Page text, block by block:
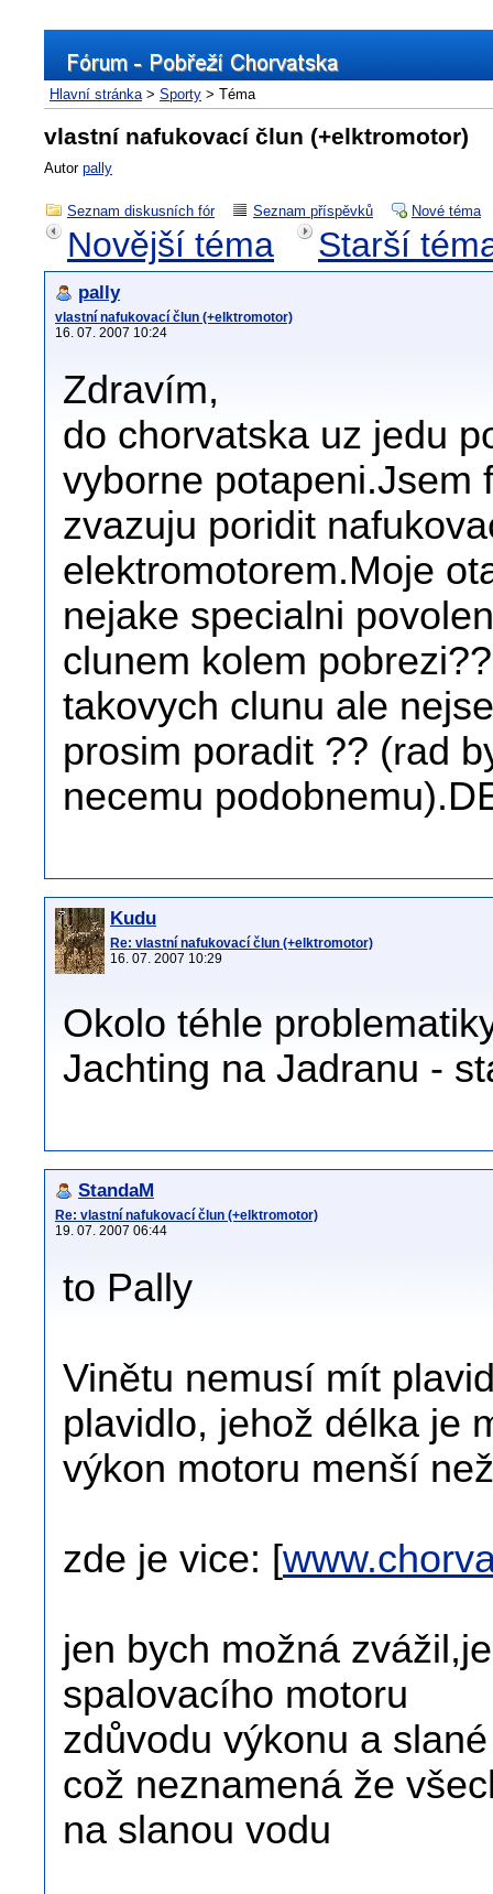
Hlavní stránka> Sporty > Téma
vlastní nafukovací člun (+elktromotor)
Autor pally
Seznam diskusních fór Seznam příspěvků Nové téma
Novější téma Starší
pally
vlastní nafukovací člun (+elktromotor)
16. 07. 2007 10:24
Zdravím,
do chorvatska uz jedu
vyborne potapeni.Jsem
zvazuju poridit
elektromotorem.Moje
nejake specialni
clunem kolem
takovych clunu ale
prosim poradit ?? (rad
necemu
Kudu
Re: vlastní nafukovací člun (+elktromotor)
16. 07. 2007 10:29
Okolo téhle
Jachting na Jadranu -
StandaM
Re: vlastní nafukovací člun (+elktromotor)
19. 07. 2007 06:44
to Pally
Vinětu nemusí mít
plavidlo, jehož délka je
výkon motoru menší
zde je vice: [
jen bych možná
spalovacího motoru
zdůvodu výkonu a
což neznamená že
na slanou vodu